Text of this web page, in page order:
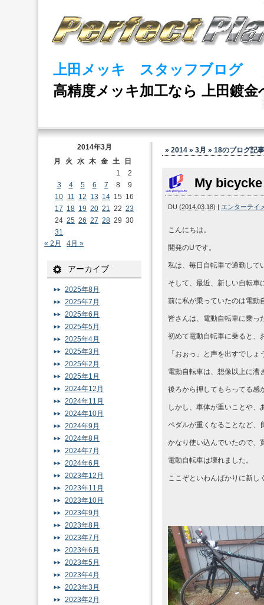
上田メッキ スタッフブログ
高精度メッキ加工なら 上田鍍金
» 2014 » 3月 » 18のブログ記事
My bicycke
DU (2014.03.18) | エンターテイ
こんにちは。
開発のUです。
私は、毎日自転車で通勤して
そして、最近、新しい自転車
前に私が乗っていたのは電動
皆さんは、電動自転車に乗っ
初めて電動自転車に乗ると、
「おぉっ」と声を出すでしょ
電動自転車は、想像以上に漕
後ろから押してもらってる感
しかし、車体が重いことや、
ペダルが重くなることなど、
かなり使い込んでいたので、
電動自転車は壊れました。
ここぞといわんばかりに新し
2014年3月
月
火 水 木 金 土
日
1
2
3
4 5 6 7 8
9
10 11 12 13 14 15 16
17 18 19 20 21 22 23
24 25 26 27 28 29 30
31
« 2月
4月 »
アーカイブ
2025年8月
2025年7月
2025年6月
2025年5月
2025年4月
2025年3月
2025年2月
2025年1月
2024年12月
2024年11月
2024年10月
2024年9月
2024年8月
2024年7月
2024年6月
2023年12月
2023年11月
2023年10月
2023年9月
2023年8月
2023年7月
2023年6月
2023年5月
2023年4月
2023年3月
2023年2月